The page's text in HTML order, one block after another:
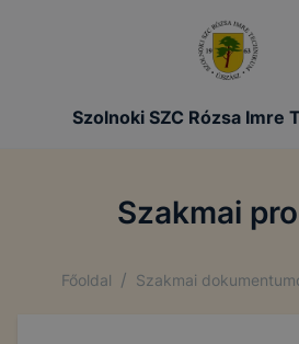
Szolnoki SZC Rózsa Imre
Szakmai
Főoldal / Szakmai